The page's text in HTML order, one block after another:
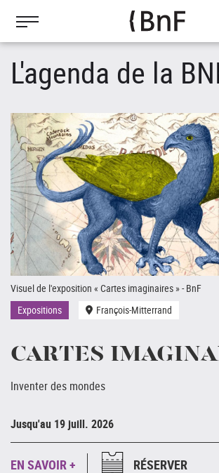
contenu
L'agenda de la
Visuel de l'exposition « Cartes imaginaires » - BnF
Expositions
François-Mitterrand
CARTES
Inventer des mondes
Jusqu'au 19 juill. 2026
EN SAVOIR + RÉSERVER